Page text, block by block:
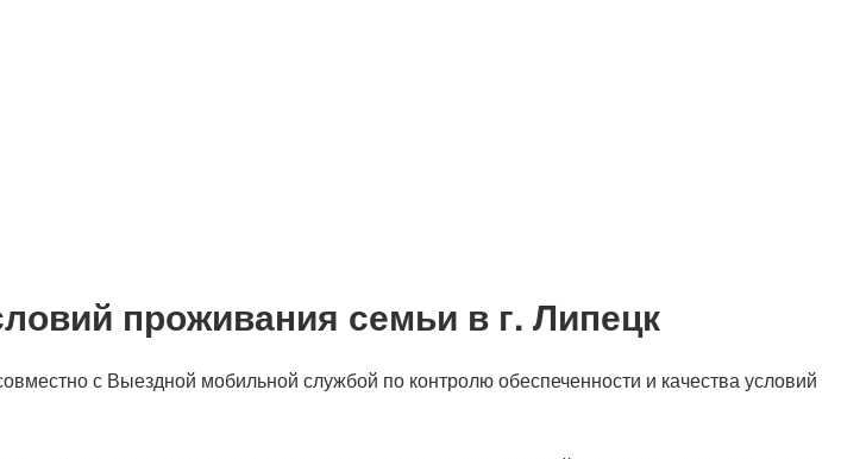
проживания семьи в г. Липецк
с Выездной мобильной службой по контролю обеспеченности и качества условий